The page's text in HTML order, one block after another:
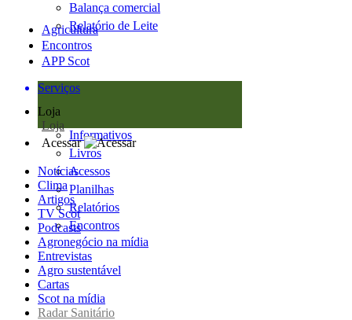
Balança comercial
Relatório de Leite
Agricultura
Encontros
APP Scot
Serviços
Loja
Loja
Informativos
Livros
Acessos
Planilhas
Relatórios
Encontros
Acessar
Notícias
Clima
Artigos
TV Scot
Podcasts
Agronegócio na mídia
Entrevistas
Agro sustentável
Cartas
Scot na mídia
Radar Sanitário